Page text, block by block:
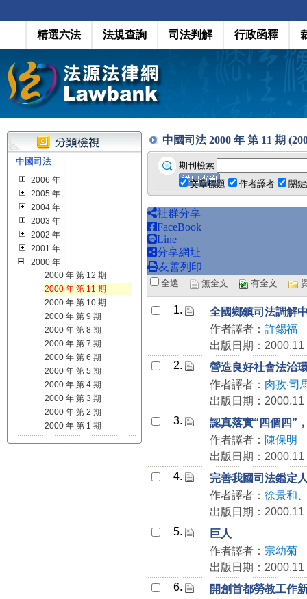
精選六法 法規查詢 司法判解 行政函釋
中國司法
2006 年
2005 年
2004 年
2003 年
2002 年
2001 年
2000 年
2000 年 第 12 期
2000 年 第 11 期
2000 年 第 10 期
2000 年 第 9 期
2000 年 第 8 期
2000 年 第 7 期
2000 年 第 6 期
2000 年 第 5 期
2000 年 第 4 期
2000 年 第 3 期
2000 年 第 2 期
2000 年 第 1 期
中國司法 2000 年 第 11 期
期刊檢索
文章標題
作者譯者 關
社群分享
FaceBook
Line
分享網址
友善列印
全選 無全文 有全文
1.
全國鄉鎮司法調解
作者譯者： 許錫福
出版日期：2000.11
2.
營造良好社會法治
作者譯者： 肉孜‧司
出版日期：2000.11
3.
認真落實“四個四”
作者譯者： 陳保明
出版日期：2000.11
4.
完善我國司法鑑定
作者譯者： 徐景和
出版日期：2000.11
5.
巨人
作者譯者： 宗幼菊
出版日期：2000.11
6.
開創首都勞教工作